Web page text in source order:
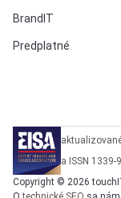
BrandIT
Predplatné
a ISSN
Copyright © 2026